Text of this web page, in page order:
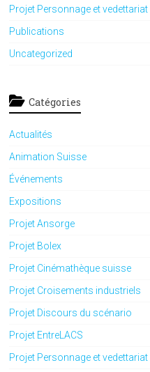
Projet Personnage et vedettariat
Publications
Uncategorized
Catégories
Actualités
Animation Suisse
Événements
Expositions
Projet Ansorge
Projet Bolex
Projet Cinémathèque suisse
Projet Croisements industriels
Projet Discours du scénario
Projet EntreLACS
Projet Personnage et vedettariat